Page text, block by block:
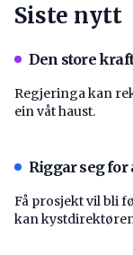
Siste nytt
Den store
Regjeringa kan
ein våt haust.
Riggar seg
Få prosjekt vil bli
kan